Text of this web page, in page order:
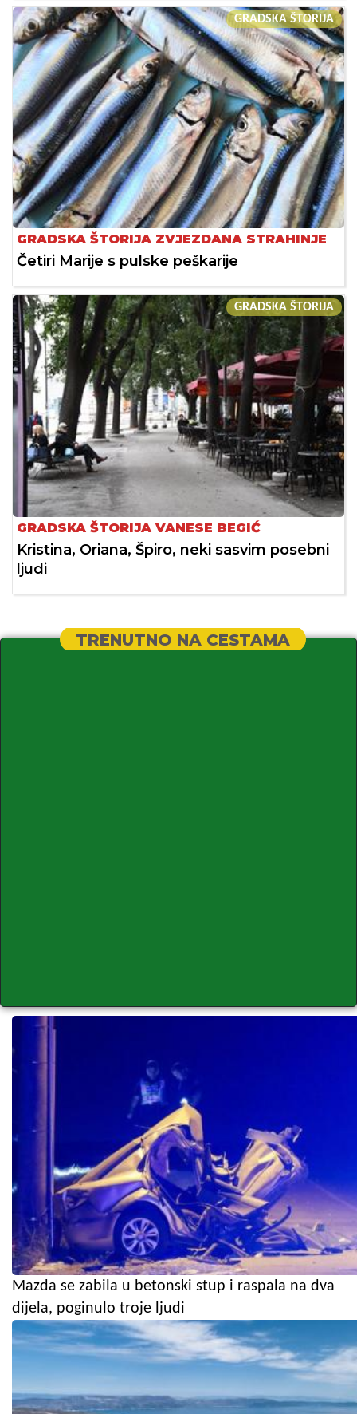
GRADSKA ŠTORIJA
GRADSKA ŠTORIJA ZVJEZDANA STRAHINJE
Četiri Marije s pulske peškarije
GRADSKA ŠTORIJA
GRADSKA ŠTORIJA VANESE BEGIĆ
Kristina, Oriana, Špiro, neki sasvim posebni
ljudi
TRENUTNO NA CESTAMA
Mazda se zabila u betonski stup i raspala na dva
dijela, poginulo troje ljudi